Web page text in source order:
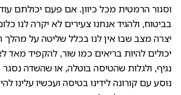
וסגור הרמטית מכל כיוון. אם פעם יכולתם
בביטוח, ולהגיד אנחנו צעירים לא יקרה לנו
יצרה מצב שבו אין לנו בכלל שליטה על מהלך
יכולים להיות בריאים כמו שור, להקפיד מאד
נגיף, ולגלות שהטיסה בוטלה, או שהשדה נסגר
נוסע עם קורונה לידינו בטיסה ועכשיו עלינו